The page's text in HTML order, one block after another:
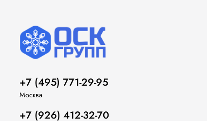
+7 (495) 771-29-95
Москва
+7 (926) 412-32-70